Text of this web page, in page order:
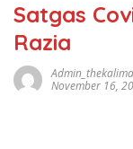
Satgas
Razia
November 16,